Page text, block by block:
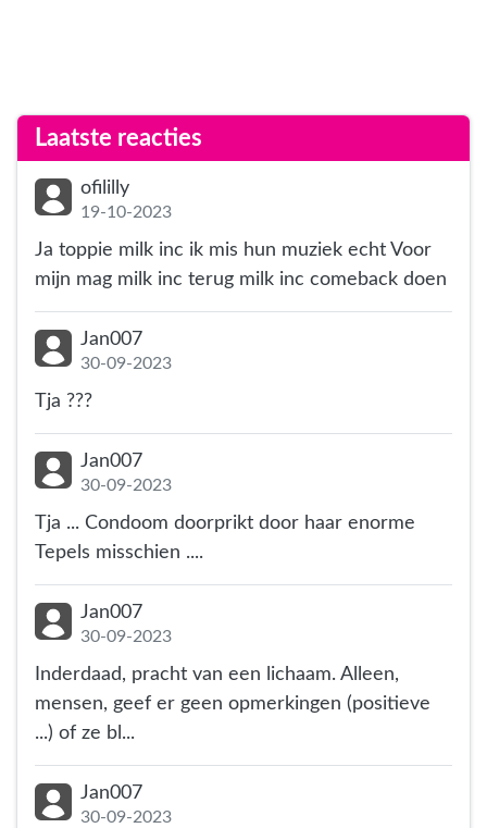
Laatste reacties
ofililly
19-10-2023
Ja toppie milk inc ik mis hun muziek echt Voor
mijn mag milk inc terug milk inc comeback doen
Jan007
30-09-2023
Tja ???
Jan007
30-09-2023
Tja ... Condoom doorprikt door haar enorme
Tepels misschien ....
Jan007
30-09-2023
Inderdaad, pracht van een lichaam. Alleen,
mensen, geef er geen opmerkingen (positieve
...) of ze bl...
Jan007
30-09-2023